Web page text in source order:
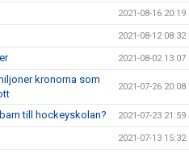
2021-08-16 20:19
2021-08-12 08:32
2021-08-02 13:07
kronorna som
2021-07-26 20:08
till hockeyskolan? 2021-07-23 21:59
2021-07-13 15:32